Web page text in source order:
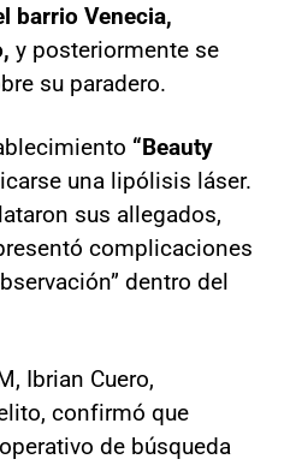
barrio Venecia,
y posteriormente se
su paradero.
“Beauty
una lipólisis láser.
sus allegados,
complicaciones
dentro del
Ibrian Cuero,
confirmó que
de búsqueda